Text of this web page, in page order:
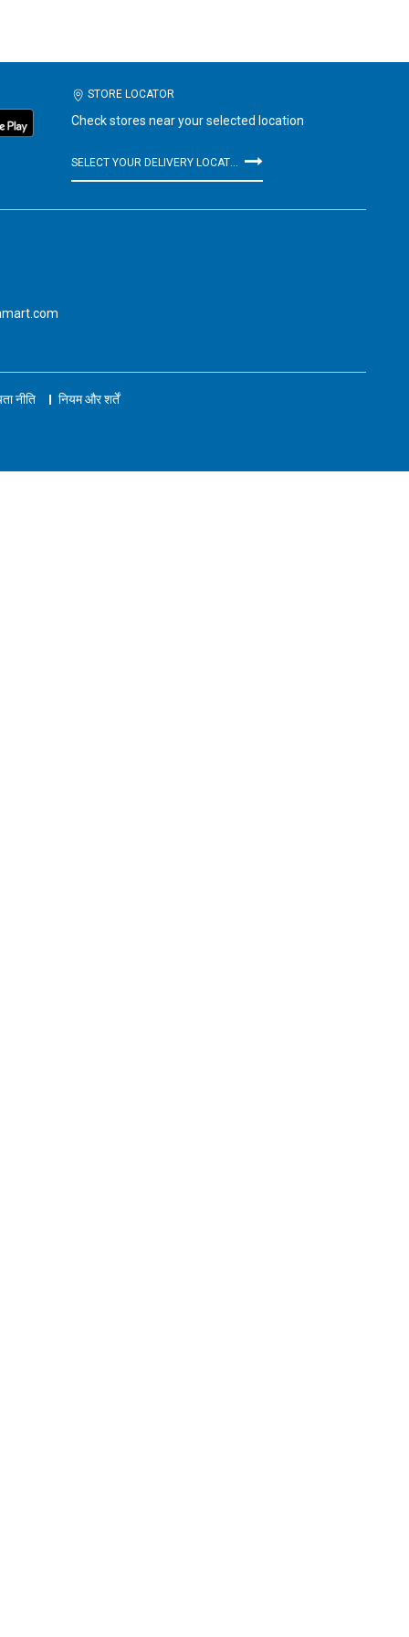
STORE LOCATOR
Check stores near your selected location
नीति नियम और शर्तें